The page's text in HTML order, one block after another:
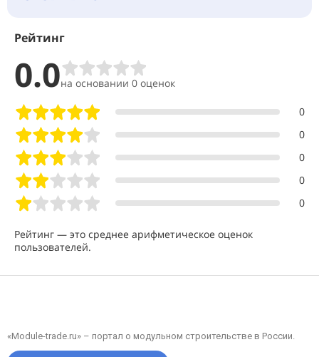
Рейтинг
0.0на основании 0 оценок
0
0
0
0
0
Рейтинг — это среднее арифметическое оценок
пользователей.
«Module-trade.ru» – портал о модульном строительстве в России.